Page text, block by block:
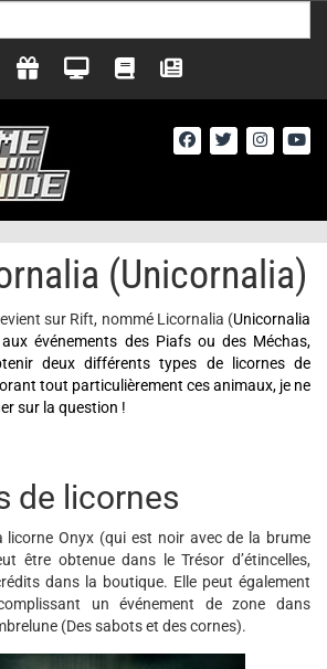
(Unicornalia)
sur Rift, nommé Licornalia (Unicornalia
événements des Piafs ou des Méchas,
deux différents types de licornes de
tout particulièrement ces animaux, je ne
sur la question !
de licornes
licorne Onyx (qui est noir avec de la brume
être obtenue dans le Trésor d’étincelles,
dans la boutique. Elle peut également
un événement de zone dans
(Des sabots et des cornes).